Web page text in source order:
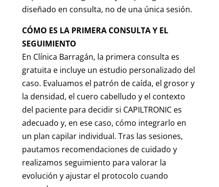
diseñado en consulta, no de una única sesión.
CÓMO ES LA PRIMERA CONSULTA Y EL
SEGUIMIENTO
En Clínica Barragán, la primera consulta es
gratuita e incluye un estudio personalizado del
caso. Evaluamos el patrón de caída, el grosor y
la densidad, el cuero cabelludo y el contexto
del paciente para decidir si CAPILTRONIC es
adecuado y, en ese caso, cómo integrarlo en
un plan capilar individual. Tras las sesiones,
pautamos recomendaciones de cuidado y
realizamos seguimiento para valorar la
evolución y ajustar el protocolo cuando